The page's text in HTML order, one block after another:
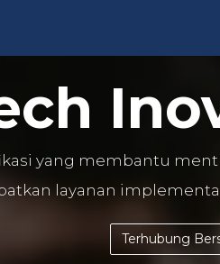
yang membantu
layanan
Terhubung